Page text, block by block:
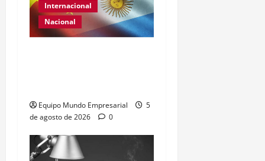
Internacional
Nacional
Equipo Mundo Empresarial
5
de agosto de 2026
0